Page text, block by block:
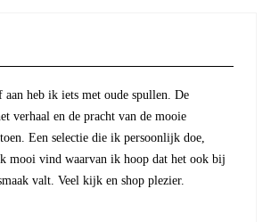
heb ik iets met oude spullen. De
verhaal en de pracht van de mooie
Een selectie die ik persoonlijk doe,
mooi vind waarvan ik hoop dat het ook bij
valt. Veel kijk en shop plezier.